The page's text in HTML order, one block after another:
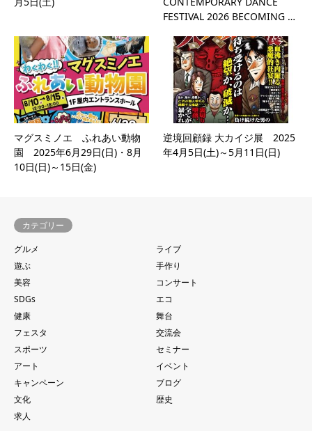
FESTIVAL 2026 BECOMING …
マグスミノエ ふれあい動物
園 2025年6月29日(日)・8月
10日(日)～15日(金)
逆境回顧録 大カイジ展 2025
年4月5日(土)～5月11日(日)
カテゴリー
グルメ
ライブ
遊ぶ
手作り
美容
コンサート
SDGs
エコ
健康
舞台
フェスタ
交流会
スポーツ
セミナー
アート
イベント
キャンペーン
ブログ
文化
歴史
求人